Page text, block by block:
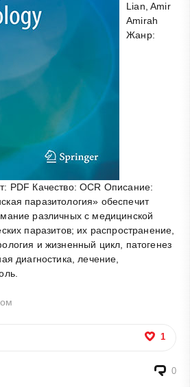
Lian, Amir
Amirah
Жанр:
PDF Качество: OCR Описание:
паразитология» обеспечит
различных с медицинской
паразитов; их распространение,
и жизненный цикл, патогенез
диагностика, лечение,
1
0